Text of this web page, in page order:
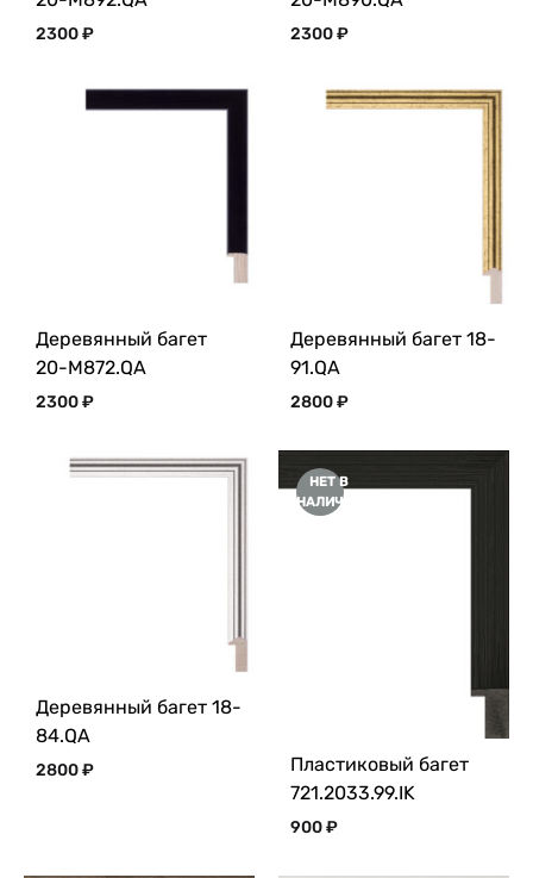
2300₽ 2300₽
Деревянный багет
20-M872.QA
2300₽
Деревянный багет 18-
91.QA
2800₽
Деревянный багет 18-
84.QA
2800₽
НЕТ В
НАЛИЧИИ
Пластиковый багет
721.2033.99.IK
900₽